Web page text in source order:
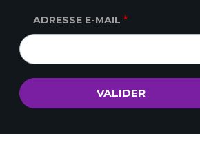
ADRESSE E-MAIL